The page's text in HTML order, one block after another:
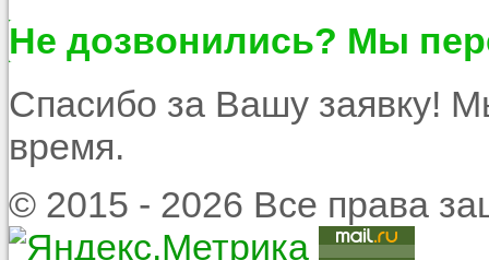
Не дозвонились? Мы
Спасибо за Вашу заявку!
время.
© 2015 - 2026 Все права